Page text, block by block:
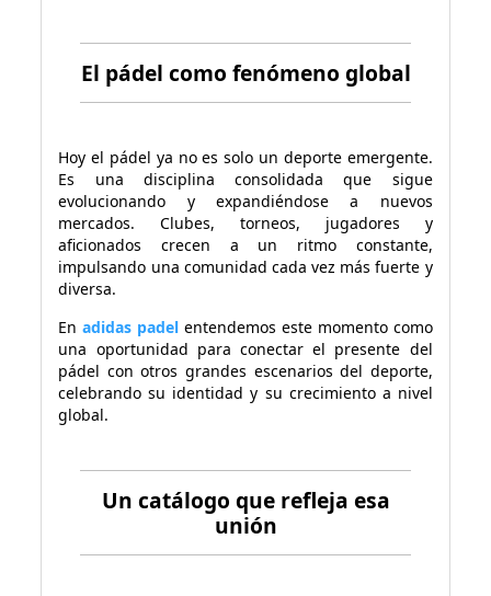
El pádel como fenómeno global
Hoy el pádel ya no es solo un deporte emergente.
Es una disciplina consolidada que sigue
evolucionando y expandiéndose a nuevos
mercados. Clubes, torneos, jugadores y
aficionados crecen a un ritmo constante,
impulsando una comunidad cada vez más fuerte y
diversa.
Enadidas padel entendemos este momento como
una oportunidad para conectar el presente del
pádel con otros grandes escenarios del deporte,
celebrando su identidad y su crecimiento a nivel
global.
Un catálogo que refleja esa
unión